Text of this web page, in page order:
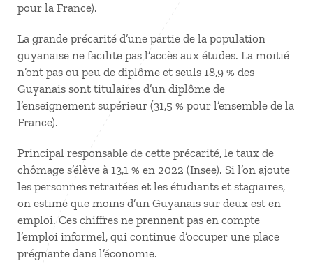
pour la France).
La grande précarité d’une partie de la population
guyanaise ne facilite pas l’accès aux études. La moitié
n’ont pas ou peu de diplôme et seuls 18,9 % des
Guyanais sont titulaires d’un diplôme de
l’enseignement supérieur (31,5 % pour l’ensemble de la
France).
Principal responsable de cette précarité, le taux de
chômage s’élève à 13,1 % en 2022 (Insee). Si l’on ajoute
les personnes retraitées et les étudiants et stagiaires,
on estime que moins d’un Guyanais sur deux est en
emploi. Ces chiffres ne prennent pas en compte
l’emploi informel, qui continue d’occuper une place
prégnante dans l’économie.